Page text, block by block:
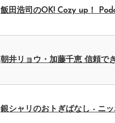
飯田浩司のOK! Cozy up！
朝井リョウ・加藤千恵 信頼で
銀シャリのおトぎばなし - ニ